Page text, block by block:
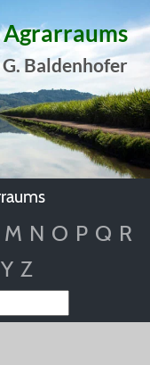
Agrarraums
Baldenhofer
M N O P Q R
Y Z